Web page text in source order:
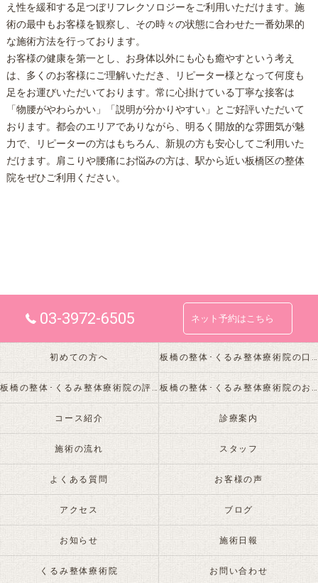
え性を緩和する足つぼリフレクソロジーをご利用いただけます。施
術の最中もお客様を観察し、その時々の状態に合わせた一番効果的
な施術方法を行っております。
お客様の健康を第一とし、お身体以外にも心も癒やすという考え
は、多くのお客様にご理解いただき、リピーター様となって何度も
足をお運びいただいております。常に心掛けている丁寧な接客は
「物腰がやわらかい」「説明が分かりやすい」とご好評いただいて
おります。都会のエリアでありながら、明るく開放的な雰囲気が魅
力で、リピーターの方はもちろん、新規の方も安心してご利用いた
だけます。肩こりや腰痛にお悩みの方は、駅から近い板橋区の整体
院をぜひご利用ください。
03-3972-6505 ネット予約はこちら
初めての方へ 板橋の整体･くるみ整体療術院の口コミ情報
板橋の整体･くるみ整体療術院の評判 板橋の整体･くるみ整体療術院のお客様の声
コース紹介 診療案内
施術の流れ スタッフ
よくある質問 お客様の声
アクセス ブログ
お知らせ 施術日報
くるみ整体療術院 お問い合わせ